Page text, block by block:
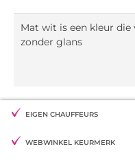
Mat wit is een kleur die
zonder glans
EIGEN CHAUFFEURS
WEBWINKEL KEURMERK